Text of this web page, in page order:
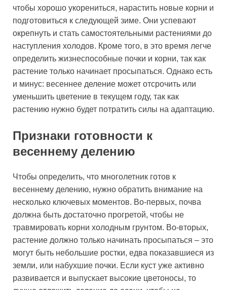
чтобы хорошо укорениться, нарастить новые корни и
подготовиться к следующей зиме. Они успевают
окрепнуть и стать самостоятельными растениями до
наступления холодов. Кроме того, в это время легче
определить жизнеспособные почки и корни, так как
растение только начинает просыпаться. Однако есть
и минус: весеннее деление может отсрочить или
уменьшить цветение в текущем году, так как
растению нужно будет потратить силы на адаптацию.
Признаки готовности к
весеннему делению
Чтобы определить, что многолетник готов к
весеннему делению, нужно обратить внимание на
несколько ключевых моментов. Во-первых, почва
должна быть достаточно прогретой, чтобы не
травмировать корни холодным грунтом. Во-вторых,
растение должно только начинать просыпаться – это
могут быть небольшие ростки, едва показавшиеся из
земли, или набухшие почки. Если куст уже активно
развивается и выпускает высокие цветоносы, то